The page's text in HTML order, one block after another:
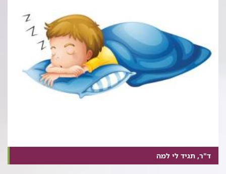
ד"ר, תגיד לי למה